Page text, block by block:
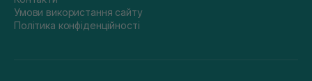
Умови використання сайту
Політика конфіденційності